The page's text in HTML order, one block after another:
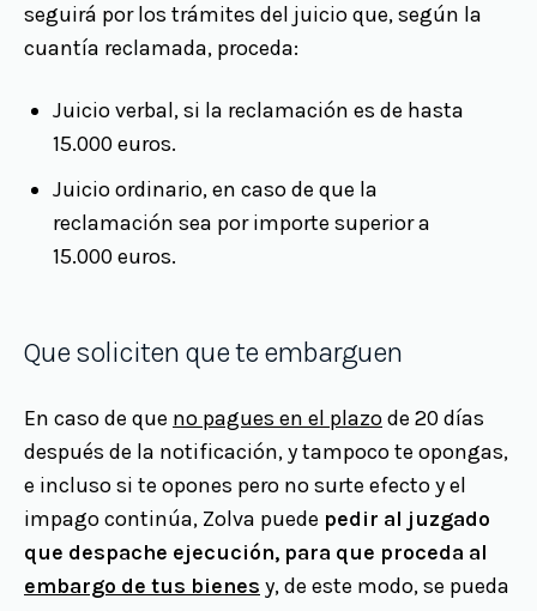
seguirá por los trámites del juicio que, según la
cuantía reclamada, proceda:
Juicio verbal, si la reclamación es de hasta
15.000 euros.
Juicio ordinario, en caso de que la
reclamación sea por importe superior a
15.000 euros.
Que soliciten que te embarguen
En caso de que no pagues en el plazode 20 días
después de la notificación, y tampoco te opongas,
e incluso si te opones pero no surte efecto y el
impago continúa, Zolva puede pedir al juzgado
que despache ejecución, para que proceda al
embargo de tus bienes y, de este modo, se pueda